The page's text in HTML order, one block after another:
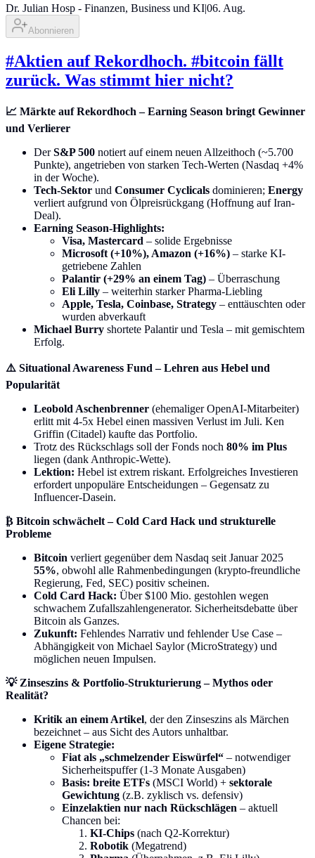
Dr. Julian Hosp - Finanzen, Business und KI|06. Aug.
Abonnieren
#Aktien auf Rekordhoch. #bitcoin fällt
zurück. Was stimmt hier nicht?
📈 Märkte auf Rekordhoch – Earning Season bringt Gewinner
und Verlierer
DerS&P 500 notiert auf einem neuen Allzeithoch (~5.700
Punkte), angetrieben von starken Tech-Werten (Nasdaq +4%
in der Woche).
Tech-Sektor und Consumer Cyclicals dominieren; Energy
verliert aufgrund von Ölpreisrückgang (Hoffnung auf Iran-
Deal).
Earning Season-Highlights:
Visa, Mastercard – solide Ergebnisse
Microsoft (+10%), Amazon (+16%) – starke KI-
getriebene Zahlen
Palantir (+29% an einem Tag) – Überraschung
Eli Lilly – weiterhin starker Pharma-Liebling
Apple, Tesla, Coinbase, Strategy – enttäuschten oder
wurden abverkauft
Michael Burry shortete Palantir und Tesla – mit gemischtem
Erfolg.
⚠️ Situational Awareness Fund – Lehren aus Hebel und
Popularität
Leobold Aschenbrenner (ehemaliger OpenAI-Mitarbeiter)
erlitt mit 4-5x Hebel einen massiven Verlust im Juli. Ken
Griffin (Citadel) kaufte das Portfolio.
Trotz des Rückschlags soll der Fonds noch 80% im Plus
liegen (dank Anthropic-Wette).
Lektion: Hebel ist extrem riskant. Erfolgreiches Investieren
erfordert unpopuläre Entscheidungen – Gegensatz zu
Influencer-Dasein.
₿ Bitcoin schwächelt – Cold Card Hack und strukturelle
Probleme
Bitcoin verliert gegenüber dem Nasdaq seit Januar 2025
55%, obwohl alle Rahmenbedingungen (krypto-freundliche
Regierung, Fed, SEC) positiv scheinen.
Cold Card Hack: Über $100 Mio. gestohlen wegen
schwachem Zufallszahlengenerator. Sicherheitsdebatte über
Bitcoin als Ganzes.
Zukunft: Fehlendes Narrativ und fehlender Use Case –
Abhängigkeit von Michael Saylor (MicroStrategy) und
möglichen neuen Impulsen.
💡 Zinseszins & Portfolio-Strukturierung – Mythos oder
Realität?
Kritik an einem Artikel, der den Zinseszins als Märchen
bezeichnet – aus Sicht des Autors unhaltbar.
Eigene Strategie:
Fiat als „schmelzender Eiswürfel“ – notwendiger
Sicherheitspuffer (1-3 Monate Ausgaben)
Basis: breite ETFs (MSCI World) + sektorale
Gewichtung (z.B. zyklisch vs. defensiv)
Einzelaktien nur nach Rückschlägen – aktuell
Chancen bei:
KI-Chips (nach Q2-Korrektur)
Robotik (Megatrend)